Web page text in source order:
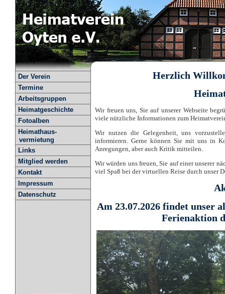
Der Verein
Termine
Arbeitsgruppen
Heimatgeschichte
Fotoalben
Heimathaus-
vermietung
Links
Mitglied werden
Kontakt
Impressum
Datenschutz
Herzlich
Wir freuen uns, Sie auf unserer Webseite
viele nützliche Informationen zum
Wir nutzen die Gelegenheit, uns
informieren. Gerne können Sie mit uns in
Anregungen, aber auch Kritik mitteilen.
Wir würden uns freuen, Sie auf einer unserer
viel Spaß bei der virtuellen Reise durch unser
Am 23.07.2026 findet unser
Ferienaktion